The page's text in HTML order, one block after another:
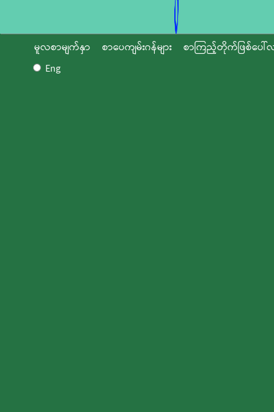
မူလစာမျက်နှာ စာပေကျမ်းဂန်များ
စာကြည့်တိုက်ဖြစ်ပေါ်
Eng